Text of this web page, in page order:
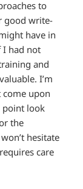
to
good write-
have in
I had not
and
I’m
come upon
point look
the
hesitate
care